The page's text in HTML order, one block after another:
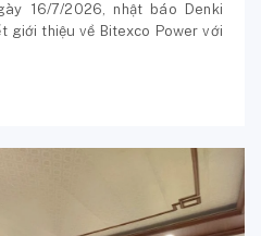
16/7/2026, nhật báo Denki
giới thiệu về Bitexco Power với